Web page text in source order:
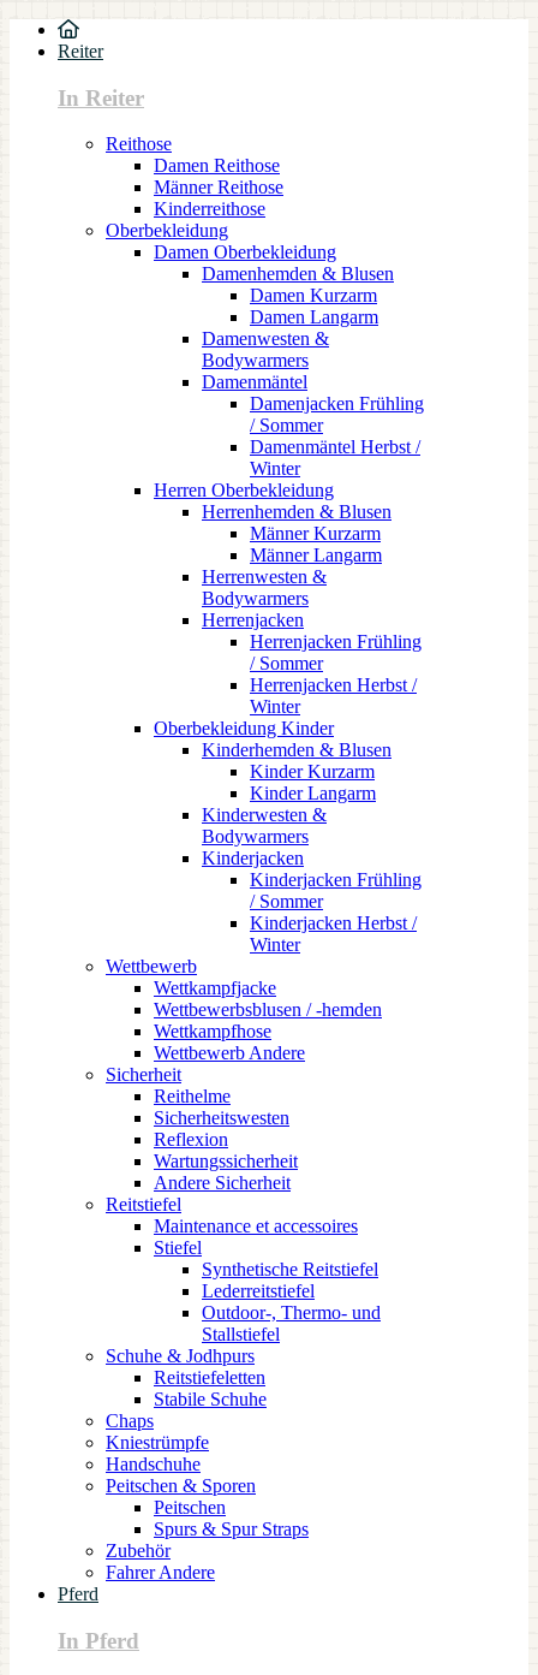
Reiter
In Reiter
Reithose
Damen Reithose
Männer Reithose
Kinderreithose
Oberbekleidung
Damen Oberbekleidung
Damenhemden & Blusen
Damen Kurzarm
Damen Langarm
Damenwesten &
Bodywarmers
Damenmäntel
Damenjacken Frühling
/ Sommer
Damenmäntel Herbst /
Winter
Herren Oberbekleidung
Herrenhemden & Blusen
Männer Kurzarm
Männer Langarm
Herrenwesten &
Bodywarmers
Herrenjacken
Herrenjacken Frühling
/ Sommer
Herrenjacken Herbst /
Winter
Oberbekleidung Kinder
Kinderhemden & Blusen
Kinder Kurzarm
Kinder Langarm
Kinderwesten &
Bodywarmers
Kinderjacken
Kinderjacken Frühling
/ Sommer
Kinderjacken Herbst /
Winter
Wettbewerb
Wettkampfjacke
Wettbewerbsblusen / -hemden
Wettkampfhose
Wettbewerb Andere
Sicherheit
Reithelme
Sicherheitswesten
Reflexion
Wartungssicherheit
Andere Sicherheit
Reitstiefel
Maintenance et accessoires
Stiefel
Synthetische Reitstiefel
Lederreitstiefel
Outdoor-, Thermo- und
Stallstiefel
Schuhe & Jodhpurs
Reitstiefeletten
Stabile Schuhe
Chaps
Kniestrümpfe
Handschuhe
Peitschen & Sporen
Peitschen
Spurs & Spur Straps
Zubehör
Fahrer Andere
Pferd
In Pferd